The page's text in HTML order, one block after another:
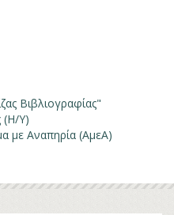
Βιβλιογραφίας"
(Η/Υ)
με Αναπηρία (ΑμεΑ)